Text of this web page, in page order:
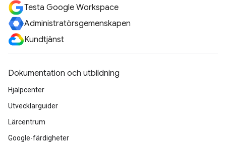
Testa Google Workspace
Administratörsgemenskapen
Kundtjänst
Dokumentation och utbildning
Hjälpcenter
Utvecklarguider
Lärcentrum
Google-färdigheter